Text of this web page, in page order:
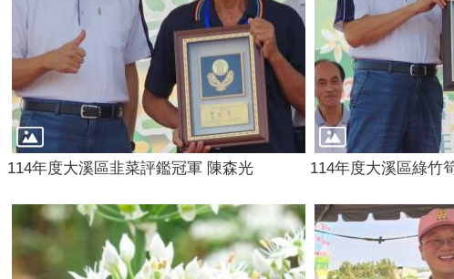
114年度大溪區韭菜評鑑冠軍 陳森光 114年度大溪區綠竹